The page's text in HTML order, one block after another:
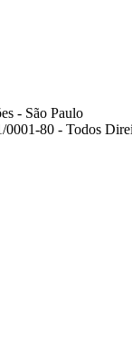
- São Paulo
80 - Todos